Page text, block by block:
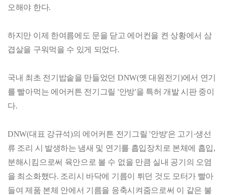
오해야 한다.
하지만 이제 한여름에도 문을 닫고 에어컨을 켠 상황에서 삼
겹살을 구워먹을 수 있게 되었다.
국내 최초 전기밥솥을 만들었던 DNW(옛 대원전기)에서 연기
를 빨아먹는 에어커튼 전기그릴 '안방'을 특허 개발 시판 중이
다.
DNW(대표 강규석)의 에어커튼 전기그릴 '안방'은 고기·생선
류 조리 시 발생하는 냄새 및 연기를 흡입장치로 본체에 흡입,
분해시킴으로써 육안으로 볼 수 없을 만큼 실내 공기의 오염
을 최소화했다. 조리시 바닥에 기름이 튀던 것도 모터가 빨아
들여 제품 본체 안에서 기름을 응축시켜줌으로써 이 같은 불